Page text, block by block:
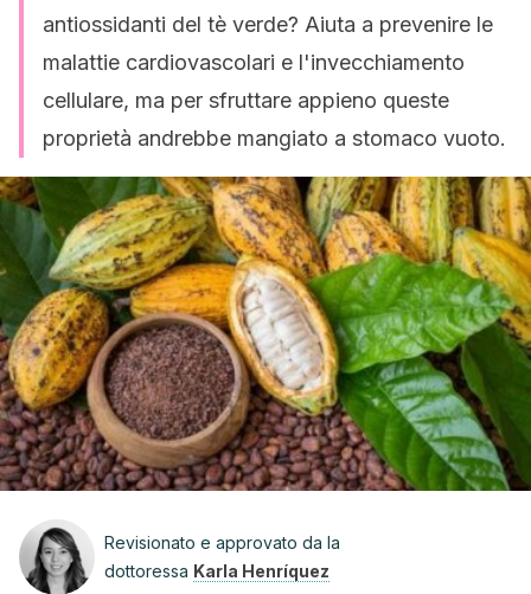
antiossidanti del tè verde? Aiuta a prevenire le
malattie cardiovascolari e l'invecchiamento
cellulare, ma per sfruttare appieno queste
proprietà andrebbe mangiato a stomaco vuoto.
Revisionato e approvato da la
dottoressa Karla Henríquez